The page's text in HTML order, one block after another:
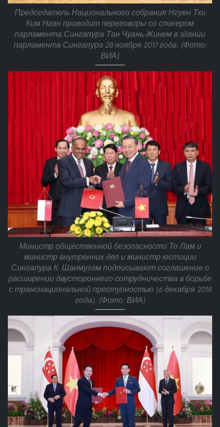
Председатель Национального собрания Нгуен Тхи
Ким Нган проводит переговоры со спикером
парламента Сингапура Тан Чуань-Жинем в здании
парламента Сингапура 28 ноября 2017 года. (Фото:
ВИА)
Министр общественной безопасности То Лам и
министр внутренних дел и министр юстиции
Сингапура К. Шанмугам подписывают соглашение о
расширении двустороннего сотрудничества в борьбе
с транснациональной преступностью (6 декабря 2018
года). (Фото: ВИА)